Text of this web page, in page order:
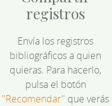
registros
Envía los registros
bibliográficos a quien
quieras. Para hacerlo,
pulsa el botón
"Recomendar" que verás